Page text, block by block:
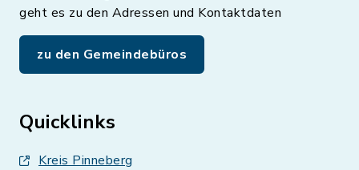
geht es zu den Adressen und Kontaktdaten
zu den Gemeindebüros
Quicklinks
Kreis Pinneberg